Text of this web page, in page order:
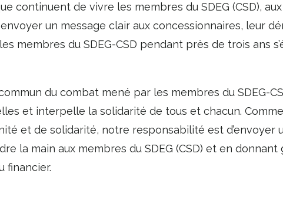
continuent de vivre les membres du SDEG (CSD),
envoyer un message clair aux concessionnaires, leur
membres du SDEG-CSD pendant près de trois ans
du combat mené par les membres du SDEG-
et interpelle la solidarité de tous et chacun. Comme
et de solidarité, notre responsabilité est d’envoyer
la main aux membres du SDEG (CSD) et en
financier.